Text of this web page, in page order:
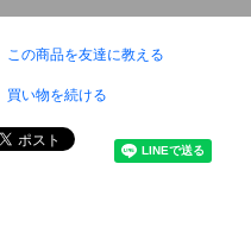
この商品を友達に教える
買い物を続ける